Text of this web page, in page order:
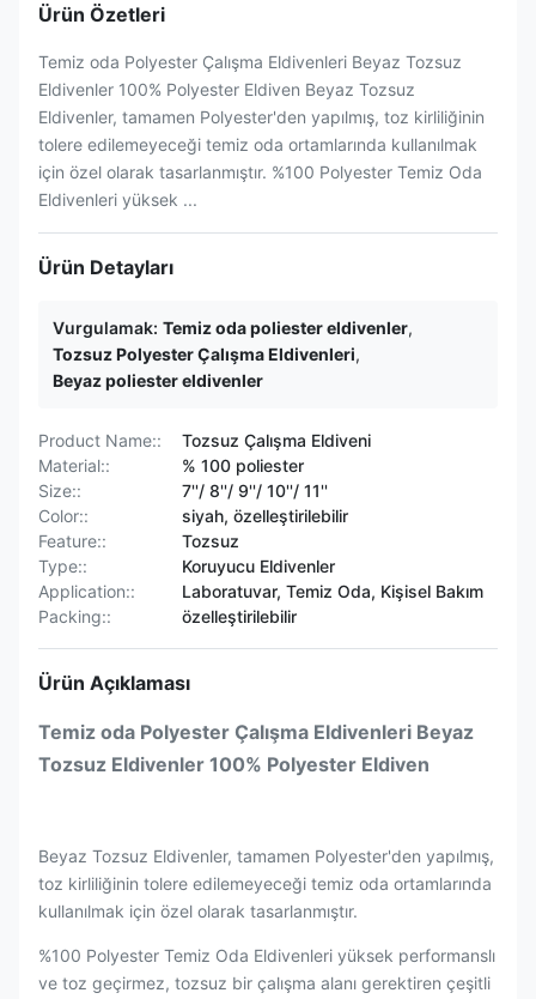
Ürün Özetleri
Temiz oda Polyester Çalışma Eldivenleri Beyaz Tozsuz
Eldivenler 100% Polyester Eldiven Beyaz Tozsuz
Eldivenler, tamamen Polyester'den yapılmış, toz kirliliğinin
tolere edilemeyeceği temiz oda ortamlarında kullanılmak
için özel olarak tasarlanmıştır. %100 Polyester Temiz Oda
Eldivenleri yüksek ...
Ürün Detayları
Vurgulamak: Temiz oda poliester eldivenler,
Tozsuz Polyester Çalışma Eldivenleri,
Beyaz poliester eldivenler
Product Name::
Tozsuz Çalışma Eldiveni
Material::
% 100 poliester
Size::
7''/ 8''/ 9''/ 10''/ 11''
Color::
siyah, özelleştirilebilir
Feature::
Tozsuz
Type::
Koruyucu Eldivenler
Application::
Laboratuvar, Temiz Oda, Kişisel Bakım
Packing::
özelleştirilebilir
Ürün Açıklaması
Temiz oda Polyester Çalışma Eldivenleri Beyaz
Tozsuz Eldivenler 100% Polyester Eldiven
Beyaz Tozsuz Eldivenler, tamamen Polyester'den yapılmış,
toz kirliliğinin tolere edilemeyeceği temiz oda ortamlarında
kullanılmak için özel olarak tasarlanmıştır.
%100 Polyester Temiz Oda Eldivenleri yüksek performanslı
ve toz geçirmez, tozsuz bir çalışma alanı gerektiren çeşitli